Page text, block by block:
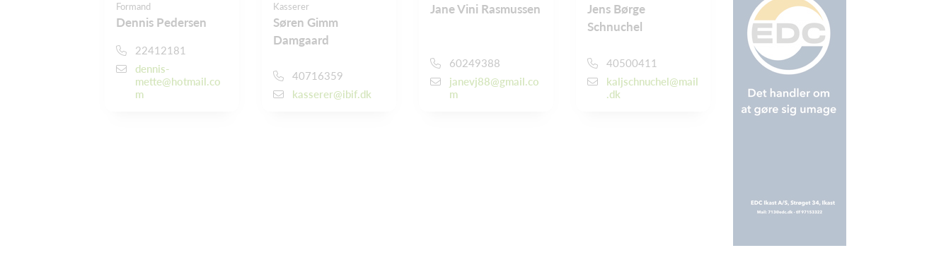
Formand
Dennis Pedersen
22412181
dennis-
mette@hotmail.co
m
Kasserer
Søren Gimm
Damgaard
40716359
kasserer@ibif.dk
Jane Vini Rasmussen
60249388
janevj88@gmail.co
m
Jens Børge
Schnuchel
40500411
kaljschnuchel@mail
.dk